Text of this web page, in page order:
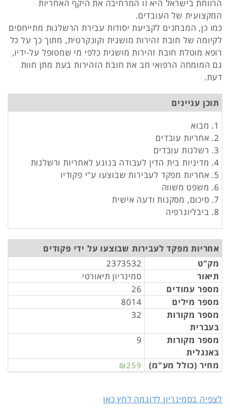
הרווחת בישראל היא זו המרחיבה את היקף האחריות
המקצועית של העובדים.
כמו כן, המבחנים לקביעת יסודות עבירת הרשלנות מתייחסים
לקיומה של חובת זהירות מושגית וקונקרטית, מתוך כך על כל
רופא מוטלת חובת זהירות מושגית כלפי מי שמטופל על-ידיו,
גם המומחה הרפואי חב את חובת הזהירות בעת מתן חוות
דעת.
תוכן עניינים
1. מבוא
2. אחריות עובדים
3. רשלנות עובדים
4. מדיניות בית הדין לעבודה בנוגע לאחריות ורשלנות
5. אחריות מפקד לעבירות שבוצעו ע"י פקודיו
6. משפט משווה
7. סיכום, מסקנות ודעה אישית
8. ביבליוגרפיה
אחריות מפקד לעבירות שבוצעו על ידי פקודים
מק"ט
2373532
תיאור
סמינריון תיאורטי
מספר עמודים
26
מספר מילים
8014
מספר מקורות
בעברית
32
מספר מקורות
באנגלית
9
מחיר (כולל מע"מ) ₪259
לצפיה בסמינריון לדוגמה לחץ כאן